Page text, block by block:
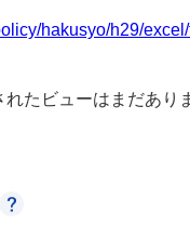
hakusyo/h29/
たビューはまだあり